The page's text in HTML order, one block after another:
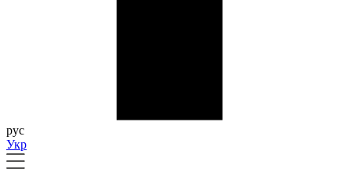
рус
Укр